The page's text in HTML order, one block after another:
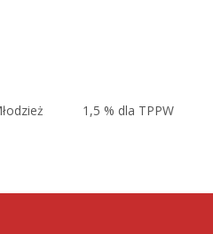
1,5 % dla TPPW